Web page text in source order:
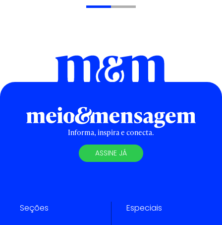
Informa, inspira e conecta.
ASSINE JÁ
Seções Especiais